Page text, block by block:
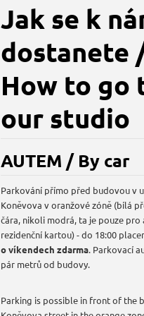
Jak se k
dostanete
How to go
our studio
AUTEM / By car
Parkování přímo před budovou v
Koněvova v oranžové zóně (bílá
čára, nikoli modrá, ta je pouze pro
rezidenční kartou) - do 18:00
o víkendech zdarma. Parkovací
pár metrů od budovy.
Parking is possible in front of the